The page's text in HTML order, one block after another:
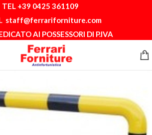
TEL +39 0425 361109
staff@ferrariforniture.com
AI POSSESSORI DI P.IVA